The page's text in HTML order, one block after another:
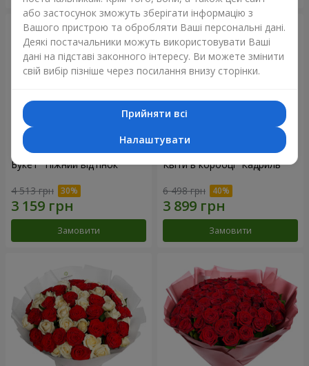
Букет "Ніжний відтінок"
4 513 грн
Замовити
Квіти в коробці “Кадриль”
6 498 грн
Замовити
або застосунок зможуть зберігати інформацію з
Вашого пристрою та обробляти Ваші персональні дані.
Деякі постачальники можуть використовувати Ваші
дані на підставі законного інтересу. Ви можете змінити
свій вибір пізніше через посилання внизу сторінки.
Прийняти всі
Налаштувати